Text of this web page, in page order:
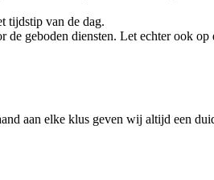
tijdstip van de dag.
geboden diensten. Let echter ook op
aan elke klus geven wij altijd een